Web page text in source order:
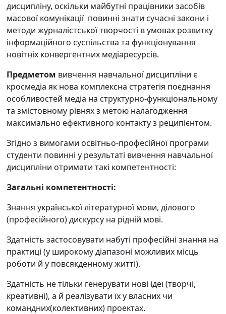
дисципліну, оскільки майбутні працівники засобів
масової комунікації повинні знати сучасні закони і
методи журналістської творчості в умовах розвитку
інформаційного суспільства та функціонування
новітніх конвергентних медіаресурсів.
Предметом вивчення навчальної дисципліни є
кросмедіа як нова комплексна стратегія поєднання
особливостей медіа на структурно-функціональному
та змістовному рівнях з метою налагодження
максимально ефективного контакту з реципієнтом.
Згідно з вимогами освітньо-професійної програми
студенти повинні у результаті вивчення навчальної
дисципліни отримати такі компетентності:
Загальні компетентності:
Знання української літературної мови, ділового
(професійного) дискурсу на рідній мові.
Здатність застосовувати набуті професійні знання на
практиці (у широкому діапазоні можливих місць
роботи й у повсякденному житті).
Здатність не тільки генерувати нові ідеї (творчі,
креативні), а й реалізувати їх у власних чи
командних(колективних) проектах.